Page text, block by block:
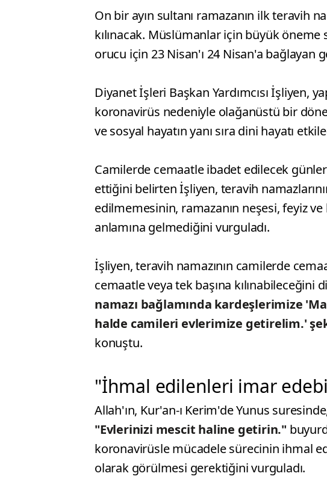
On bir ayın sultanı ramazanın ilk teravih
kılınacak. Müslümanlar için büyük
orucu için 23 Nisan'ı 24 Nisan'a bağlayan
Diyanet İşleri Başkan Yardımcısı İşliyen,
koronavirüs nedeniyle olağanüstü bir
ve sosyal hayatın yanı sıra dini hayatı
Camilerde cemaatle ibadet edilecek
ettiğini belirten İşliyen, teravih
edilmemesinin, ramazanın neşesi, feyiz
anlamına gelmediğini vurguladı.
İşliyen, teravih namazının camilerde
cemaatle veya tek başına kılınabileceğini
namazı bağlamında kardeşlerimize
halde camileri evlerimize getirelim.'
konuştu.
"İhmal edilenleri imar
Allah'ın, Kur'an-ı Kerim'de Yunus
"Evlerinizi mescit haline getirin."
koronavirüsle mücadele sürecinin ihmal
olarak görülmesi gerektiğini vurguladı.